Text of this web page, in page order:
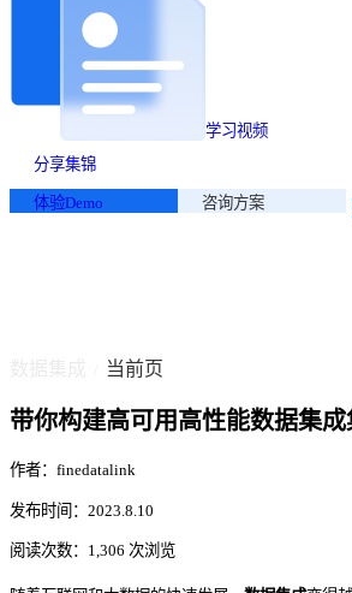
学习视频
分享集锦
体验Demo 咨询方案
当前页
带你构建高可用高性能数据集成
作者：finedatalink
发布时间：2023.8.10
阅读次数：1,306 次浏览